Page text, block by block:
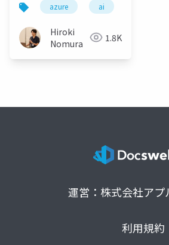
azure ai
Hiroki
Nomura
1.8K
運営：株式会社アプ
利用規約